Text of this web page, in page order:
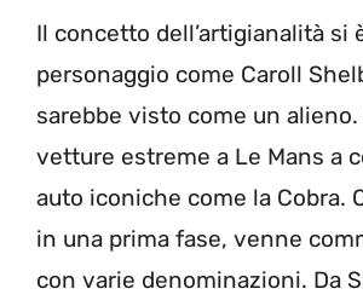
Il concetto dell’artigianalità si
personaggio come Caroll
sarebbe visto come un alieno.
vetture estreme a Le Mans a
auto iconiche come la Cobra.
in una prima fase, venne
con varie denominazioni. Da